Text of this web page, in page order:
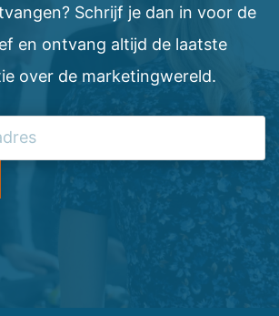
Schrijf je dan in voor de
en ontvang altijd de laatste
over de marketingwereld.